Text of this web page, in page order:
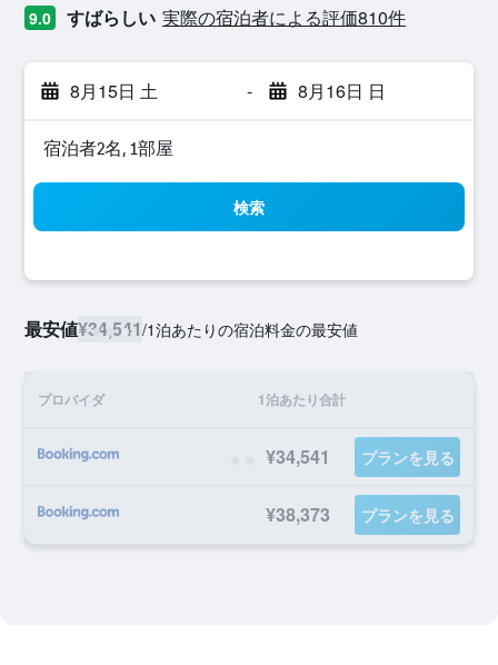
9.0 すばらしい 実際の宿泊者による評価810​件
8月15日 土 - 8月16日 日
宿泊者2名, 1​部屋
検索
最安値¥34,541/1泊あたりの宿泊料金の最安値
プロバイダ 1泊あたり合計
¥34,541 プランを見る
¥38,373 プランを見る